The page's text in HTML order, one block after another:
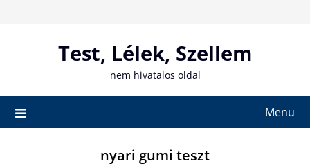
Test, Lélek, Szellem
nem hivatalos oldal
Menu
nyari gumi teszt